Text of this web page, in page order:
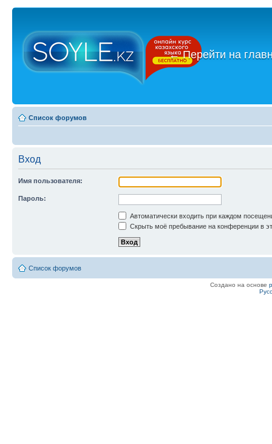
←Перейти на
Список форумов
Вход
Имя пользователя:
Пароль:
Автоматически входить при каждом
Скрыть моё пребывание на конференции в
Список форумов
Создано на основе